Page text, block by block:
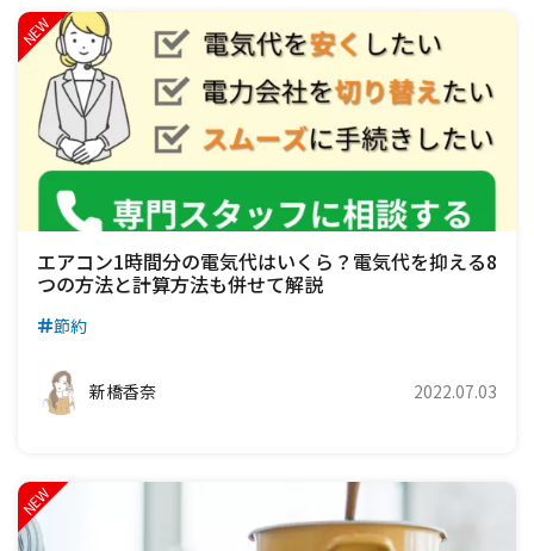
エアコン1時間分の電気代はいくら？電気代を抑える8
つの方法と計算方法も併せて解説
節約
新橋香奈 2022.07.03